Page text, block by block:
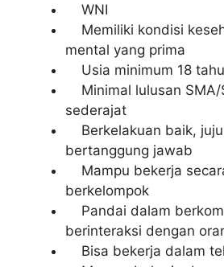
WNI
Memiliki kondisi
mental yang prima
Usia minimum 18
Minimal lulusan SMA/
sederajat
Berkelakuan baik,
bertanggung jawab
Mampu bekerja
berkelompok
Pandai dalam
berinteraksi dengan
Bisa bekerja dalam